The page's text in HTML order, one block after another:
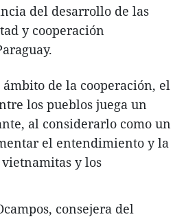
del desarrollo de las
y cooperación
ámbito de la cooperación, el
los pueblos juega un
al considerarlo como un
el entendimiento y la
y los
consejera del